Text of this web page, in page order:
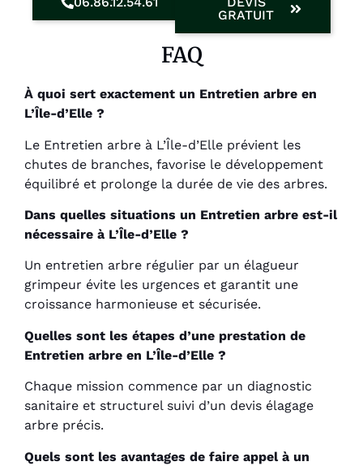
GRATUIT
FAQ
À quoi sert exactement un Entretien arbre en
L’Île-d’Elle ?
Le Entretien arbre à L’Île-d’Elle prévient les
chutes de branches, favorise le développement
équilibré et prolonge la durée de vie des arbres.
Dans quelles situations un Entretien arbre est-il
nécessaire à L’Île-d’Elle ?
Un entretien arbre régulier par un élagueur
grimpeur évite les urgences et garantit une
croissance harmonieuse et sécurisée.
Quelles sont les étapes d’une prestation de
Entretien arbre en L’Île-d’Elle ?
Chaque mission commence par un diagnostic
sanitaire et structurel suivi d’un devis élagage
arbre précis.
Quels sont les avantages de faire appel à un